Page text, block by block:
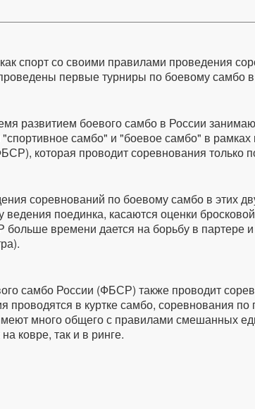
спорт со своими правилами проведения
первые турниры по боевому самбо
развитием боевого самбо в России
самбо" и "боевое самбо" в
которая проводит соревнования
соревнований по боевому самбо в этих
ведения поединка, касаются оценки
времени дается на борьбу в партере
самбо России (ФБСР) также проводит
проводятся в куртке самбо, соревнования
много общего с правилами смешанных
ковре, так и в ринге.